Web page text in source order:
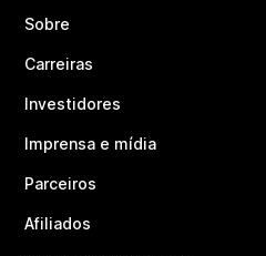
Sobre
Carreiras
Investidores
Imprensa e mídia
Parceiros
Afiliados